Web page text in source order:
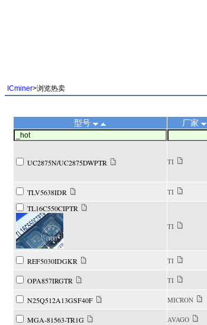
ICminer>浏览热卖
型号 厂家
UC2875N/UC2875DWPTR TI
TLV5638IDR TI
TL16C550CIPTR
TI
REF5030IDGKR TI
OPA857IRGTR TI
N25Q512A13GSF40F MICRON
MGA-81563-TR1G AVAGO